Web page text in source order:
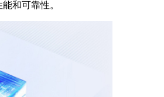
和可靠性。